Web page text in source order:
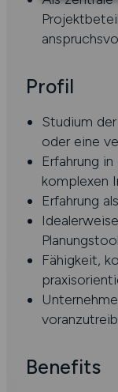
Profil
Studium
oder eine
Erfahrung
komplexen
Erfahrung
Fähigkeit,
Benefits